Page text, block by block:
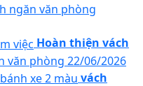
ngăn văn phòng
Hoàn thiện vách
văn phòng 22/06/2026
vách